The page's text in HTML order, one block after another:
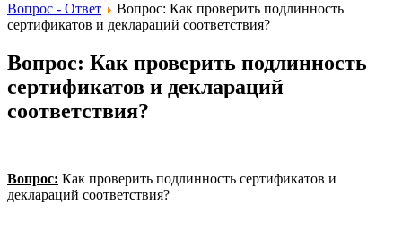
Вопрос - Ответ
Вопрос: Как проверить подлинность
сертификатов и деклараций соответствия?
Вопрос: Как проверить подлинность
сертификатов и деклараций
соответствия?
Вопрос: Как проверить подлинность сертификатов и
деклараций соответствия?